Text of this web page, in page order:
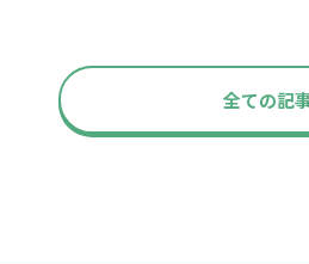
全ての記